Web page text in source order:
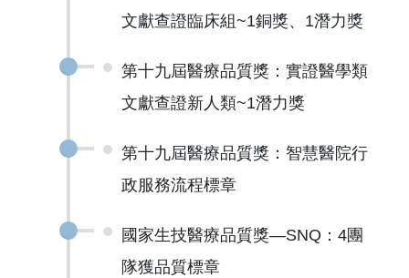
文獻查證臨床組~1銅獎、1潛力獎
第十九屆醫療品質獎：實證醫學類
文獻查證新人類~1潛力獎
第十九屆醫療品質獎：智慧醫院行
政服務流程標章
國家生技醫療品質獎—SNQ：4團
隊獲品質標章